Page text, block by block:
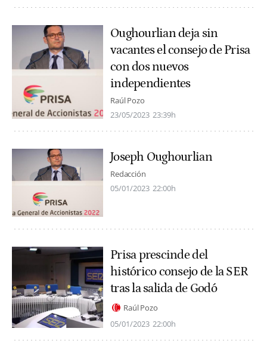
Oughourlian deja sin
vacantes el consejo de Prisa
con dos nuevos
independientes
Raúl Pozo
23/05/2023 23:39h
Joseph Oughourlian
Redacción
05/01/2023 22:00h
Prisa prescinde del
histórico consejo de la SER
tras la salida de Godó
Raúl Pozo
05/01/2023 22:00h